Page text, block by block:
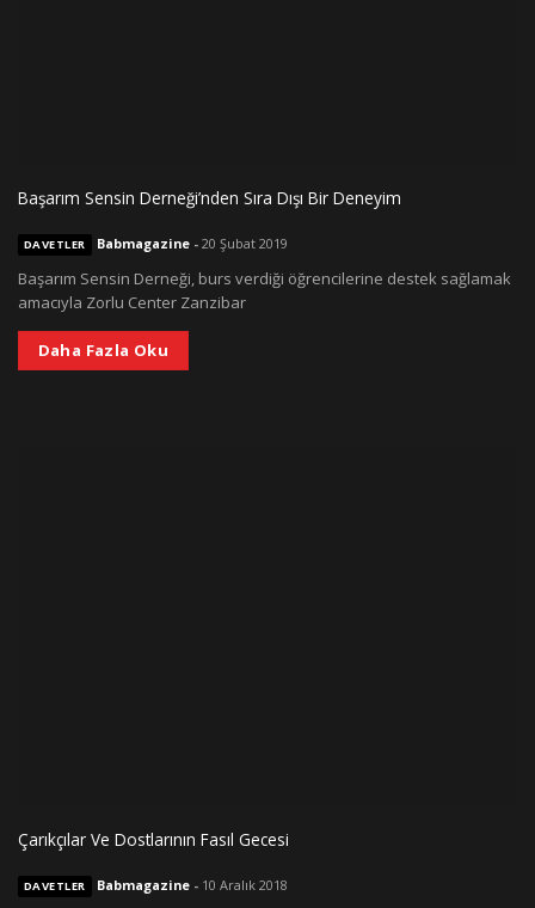
Başarım Sensin Derneği’nden Sıra Dışı Bir Deneyim
DAVETLER Babmagazine- 20 Şubat 2019
Başarım Sensin Derneği, burs verdiği öğrencilerine destek sağlamak
amacıyla Zorlu Center Zanzibar
Daha Fazla Oku
Çarıkçılar Ve Dostlarının Fasıl Gecesi
DAVETLER Babmagazine- 10 Aralık 2018